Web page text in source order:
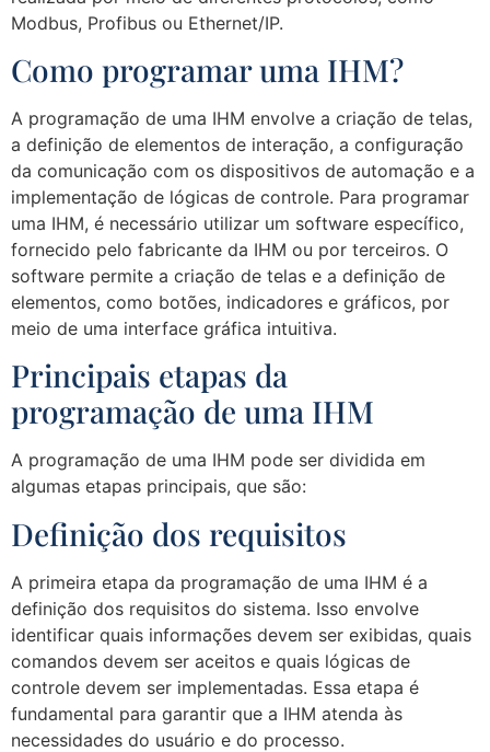
Modbus, Profibus ou Ethernet/IP.
Como programar uma IHM?
A programação de uma IHM envolve a criação de telas,
a definição de elementos de interação, a configuração
da comunicação com os dispositivos de automação e a
implementação de lógicas de controle. Para programar
uma IHM, é necessário utilizar um software específico,
fornecido pelo fabricante da IHM ou por terceiros. O
software permite a criação de telas e a definição de
elementos, como botões, indicadores e gráficos, por
meio de uma interface gráfica intuitiva.
Principais etapas da
programação de uma IHM
A programação de uma IHM pode ser dividida em
algumas etapas principais, que são:
Definição dos requisitos
A primeira etapa da programação de uma IHM é a
definição dos requisitos do sistema. Isso envolve
identificar quais informações devem ser exibidas, quais
comandos devem ser aceitos e quais lógicas de
controle devem ser implementadas. Essa etapa é
fundamental para garantir que a IHM atenda às
necessidades do usuário e do processo.